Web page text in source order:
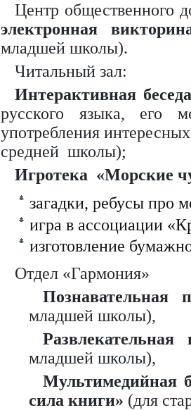
Центр общественного
электронная
младшей школы).
Читальный зал:
Интерактивная
русского языка, его
употребления
средней школы);
Игротека «Морские
загадки, ребусы про
игра в ассоциации
изготовление
Отдел «Гармония»
Познавательная
младшей школы),
младшей школы),
Мультимедийная
сила книги» (для